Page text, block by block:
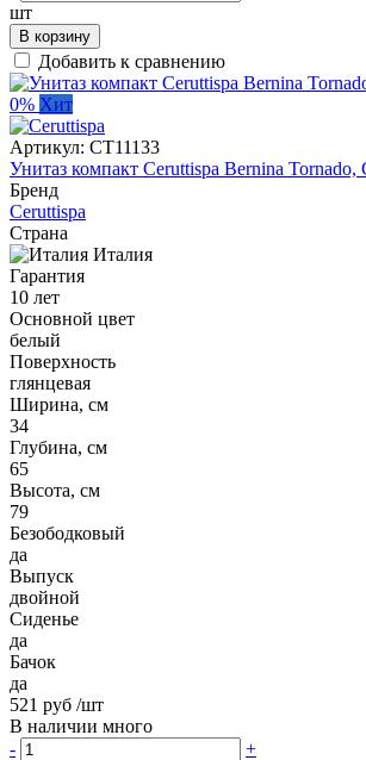
шт
В корзину
Добавить к сравнению
0% Хит
Артикул: CT11133
Унитаз компакт Ceruttispa Bernina Tornado,
Бренд
Ceruttispa
Страна
Италия
Гарантия
10 лет
Основной цвет
белый
Поверхность
глянцевая
Ширина, см
34
Глубина, см
65
Высота, см
79
Безободковый
да
Выпуск
двойной
Сиденье
да
Бачок
да
521 руб /шт
В наличии много
-
+